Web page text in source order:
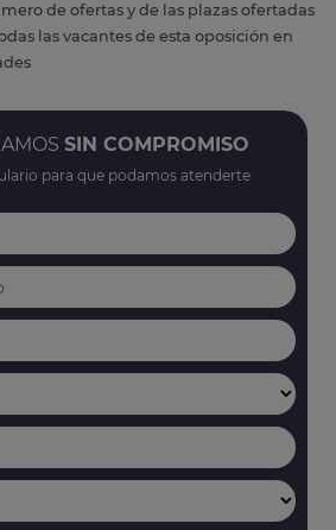
de ofertas y de las plazas ofertadas
las vacantes de esta oposición en
SIN COMPROMISO
para que podamos atenderte